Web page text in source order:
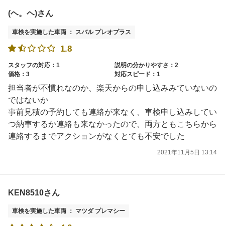
(ヘ。ヘ)さん
車検を実施した車両 ： スバル プレオプラス
1.8
スタッフの対応：1
説明の分かりやすさ：2
価格：3
対応スピード：1
担当者が不慣れなのか、楽天からの申し込みみていないの
ではないか
事前見積の予約しても連絡が来なく、車検申し込みしてい
つ納車するか連絡も来なかったので、両方ともこちらから
連絡するまでアクションがなくとても不安でした
2021年11月5日 13:14
KEN8510さん
車検を実施した車両 ： マツダ プレマシー